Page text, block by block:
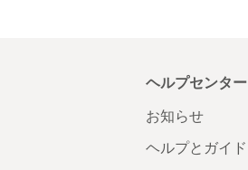
ヘルプセンター
お知らせ
ヘルプとガイド